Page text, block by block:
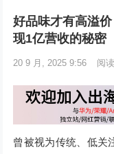
好品味才有高溢
现1亿营收的秘密
20 9 月, 2025 9:56 阅读
曾被视为传统、低关